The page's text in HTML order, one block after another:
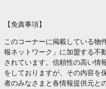
【免責事項】
このコーナーに掲載している物
報ネットワーク」に加盟する不
されています。信頼性の高い情
をしておりますが、その内容を
者のみなさまと各情報提供元と